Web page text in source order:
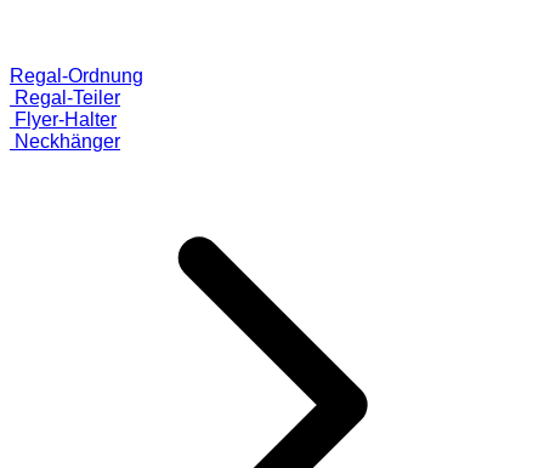
Regal-Ordnung
Regal-Teiler
Flyer-Halter
Neckhänger